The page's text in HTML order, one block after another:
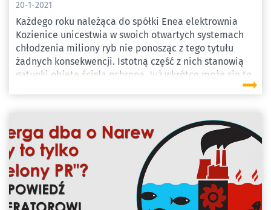
20-1-2021
Każdego roku należąca do spółki Enea elektrownia
Kozienice unicestwia w swoich otwartych systemach
chłodzenia miliony ryb nie ponosząc z tego tytułu
żadnych konsekwencji. Istotną część z nich stanowią
gatunki objęte ścisłą ochroną. Już wkrótce może się to
zmienić. Towarzystwo na rzecz Ziemi właśnie złożyło w
Warszawie.